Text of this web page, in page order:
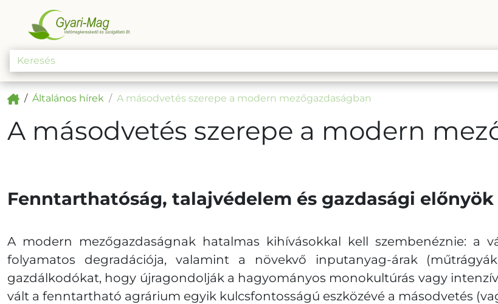
Általános hírek A másodvetés szerepe a modern mezőgazdaságban
A másodvetés szerepe a modern
Fenntarthatóság, talajvédelem és gazdasági előnyök
A modern mezőgazdaságnak hatalmas kihívásokkal kell szembenéznie: a
folyamatos degradációja, valamint a növekvő inputanyag-árak
gazdálkodókat, hogy újragondolják a hagyományos monokultúrás vagy
vált a fenntartható agrárium egyik kulcsfontosságú eszközévé a másodvetés